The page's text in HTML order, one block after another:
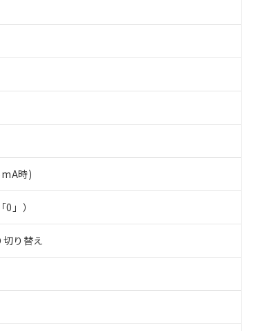
時)
」）
り替え
指令（10物質）の非含有に非対応の商品で、対応品を出
指令（10物質）の非含有の対応状況を調査中または確認